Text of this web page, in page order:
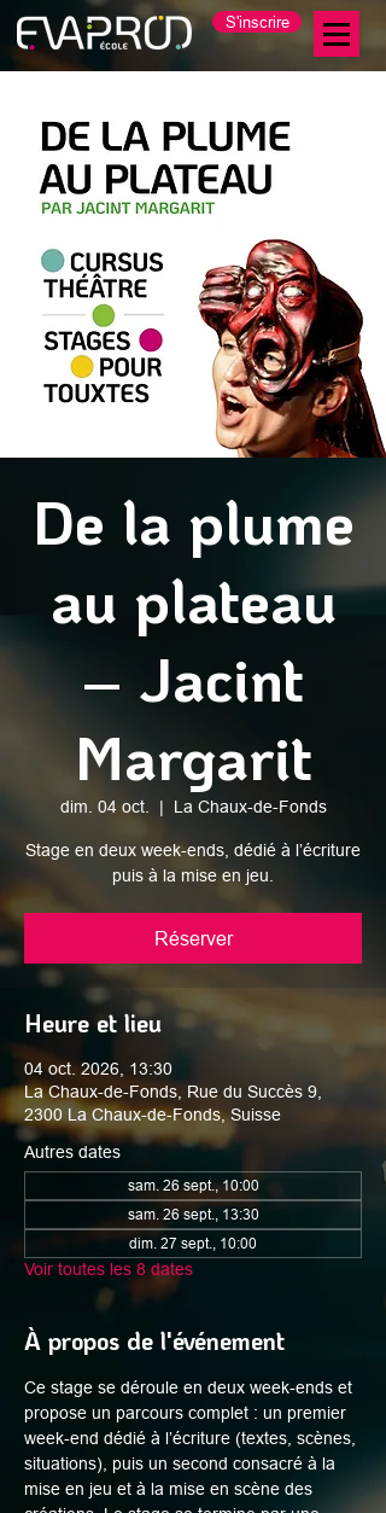
S'inscrire
De la plume
au plateau
– Jacint
Margarit
dim. 04 oct.
  |
La Chaux-de-Fonds
Stage en deux week-ends, dédié à l’écriture
puis à la mise en jeu.
Réserver
Heure et lieu
04 oct. 2026, 13:30
La Chaux-de-Fonds, Rue du Succès 9,
2300 La Chaux-de-Fonds, Suisse
Autres dates
sam. 26 sept., 10:00
sam. 26 sept., 13:30
dim. 27 sept., 10:00
Voir toutes les 8 dates
À propos de l'événement
Ce stage se déroule en deux week-ends et
propose un parcours complet : un premier
week-end dédié à l’écriture (textes, scènes,
situations), puis un second consacré à la
mise en jeu et à la mise en scène des